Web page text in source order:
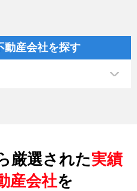
動産会社を探す
厳選された実績
産会社を